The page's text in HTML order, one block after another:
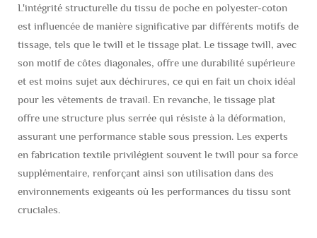
L'intégrité structurelle du tissu de poche en polyester-coton
est influencée de manière significative par différents motifs de
tissage, tels que le twill et le tissage plat. Le tissage twill, avec
son motif de côtes diagonales, offre une durabilité supérieure
et est moins sujet aux déchirures, ce qui en fait un choix idéal
pour les vêtements de travail. En revanche, le tissage plat
offre une structure plus serrée qui résiste à la déformation,
assurant une performance stable sous pression. Les experts
en fabrication textile privilégient souvent le twill pour sa force
supplémentaire, renforçant ainsi son utilisation dans des
environnements exigeants où les performances du tissu sont
cruciales.